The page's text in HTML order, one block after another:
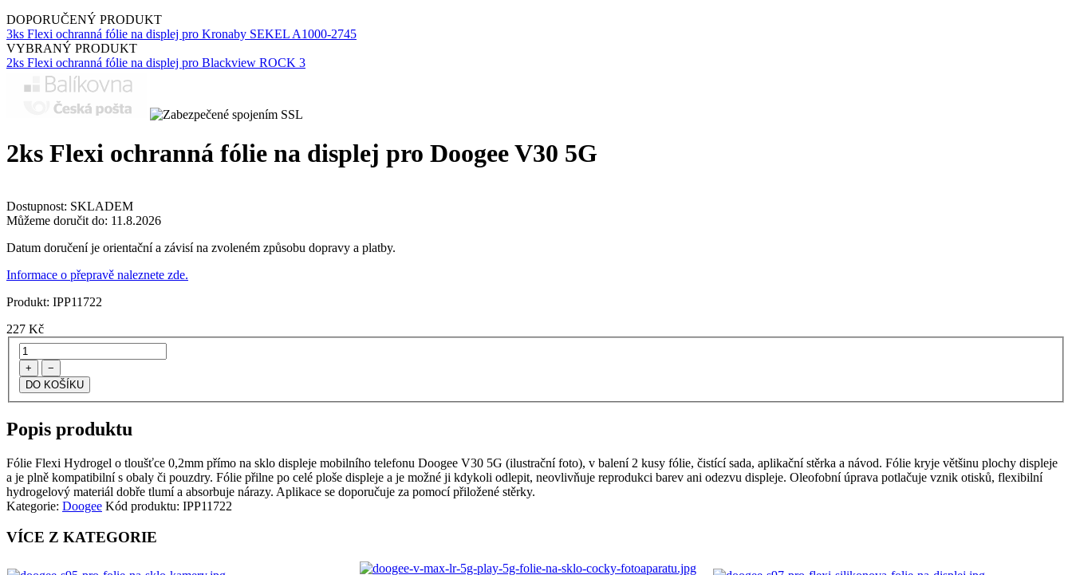
DOPORUČENÝ PRODUKT
3ks Flexi ochranná fólie na displej pro Kronaby SEKEL A1000-2745
VYBRANÝ PRODUKT
2ks Flexi ochranná fólie na displej pro Blackview ROCK 3
2ks Flexi ochranná fólie na displej pro Doogee V30 5G
Dostupnost: SKLADEM
Můžeme doručit do: 11.8.2026
Datum doručení je orientační a závisí na zvoleném způsobu dopravy a platby.
Informace o přepravě naleznete zde.
Produkt: IPP11722
227 Kč
+ −
Popis produktu
Fólie Flexi Hydrogel o tloušťce 0,2mm přímo na sklo displeje mobilního telefonu Doogee V30 5G (ilustrační foto), v balení 2 kusy fólie, čistící sada, aplikační stěrka a návod. Fólie kryje většinu plochy displeje
a je plně kompatibilní s obaly či pouzdry. Fólie přilne po celé ploše displeje a je možné ji kdykoli odlepit, neovlivňuje reprodukci barev ani odezvu displeje. Oleofobní úprava potlačuje vznik otisků, flexibilní
hydrogelový materiál dobře tlumí a absorbuje nárazy. Aplikace se doporučuje za pomocí přiložené stěrky.
Kategorie: Doogee Kód produktu: IPP11722
VÍCE Z KATEGORIE